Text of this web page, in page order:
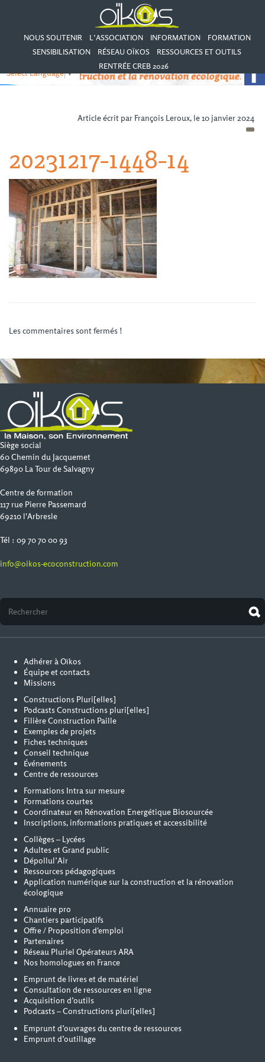
NOUS SOUTENIR L’ASSOCIATION INFORMATION
FORMATION
SENSIBILISATION
RÉSEAU OÏKOS
RESSOURCES ET OUTILS
RENTRÉE CREB 2026
Select Language▼
Article écrit par François Leroux, le 10 janvier 2024
20231217-1448-14
Les commentaires sont fermés !
Siège social
60 Chemin du Jacquemet
69890 La Tour de Salvagny
Centre de formation
117 rue Pierre Passemard
69210 l'Arbresle
Tél : 09 70 70 00 93
info@oikos-ecoconstruction.com
Adhérer à Oïkos
Équipe et contacts
Missions
Constructions Pluri[elles]
Podcasts Constructions pluri[elles]
Filière Construction Paille
Exemples de projets
Fiches techniques
Conseil technique
Événements
Centre de ressources
Formations Intra sur mesure
Formations courtes
Coordinateur en Rénovation Energétique Biosourcée
Inscriptions, informations pratiques et accessibilité
Collèges – Lycées
Adultes et Grand public
Dépollul’Air
Ressources pédagogiques
Application numérique sur la construction et la rénovation
écologique
Annuaire pro
Chantiers participatifs
Offre / Proposition d'emploi
Partenaires
Réseau Pluriel Opérateurs ARA
Nos homologues en France
Emprunt de livres et de matériel
Consultation de ressources en ligne
Acquisition d’outils
Podcasts – Constructions pluri[elles]
Emprunt d’ouvrages du centre de ressources
Emprunt d’outillage